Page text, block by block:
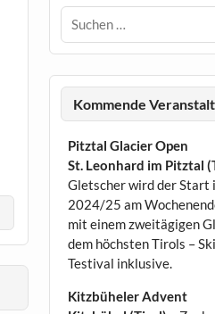
Kommende
Pitztal Glacier Open
St. Leonhard im Pitztal
Gletscher wird der Start
2024/25 am
mit einem zweitägigen
dem höchsten Tirols –
Testival inklusive.
Kitzbüheler Advent